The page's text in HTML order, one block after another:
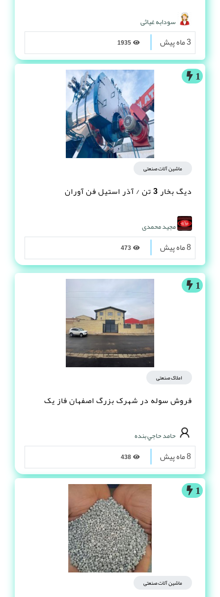
سودابه غیاثی
3 ماه پیش
1
ماشین آلات صنعتی
دیگ بخار 3 تن / آذر استیل فن آوران
مجید محمدی
8 ماه پیش
1
املاک صنعتی
فروش سوله در شهرک بزرگ اصفهان فاز یک
حامد حاجي بنده
8 ماه پیش
1
ماشین آلات صنعتی